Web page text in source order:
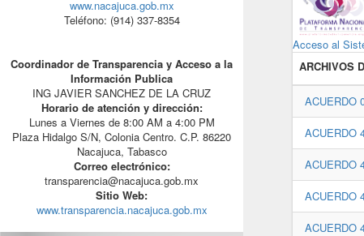
www.nacajuca.gob.mx
Teléfono: (914) 337-8354
Coordinador de Transparencia y Acceso a la
Información Publica
ING JAVIER SANCHEZ DE LA CRUZ
Horario de atención y dirección:
Lunes a Viernes de 8:00 AM a 4:00 PM
Plaza Hidalgo S/N, Colonia Centro. C.P. 86220
Nacajuca, Tabasco
Correo electrónico:
transparencia@nacajuca.gob.mx
Sitio Web:
www.transparencia.nacajuca.gob.mx
Acceso al
ARCHIVOS
ACUERDO
ACUERDO
ACUERDO
ACUERDO
ACUERDO